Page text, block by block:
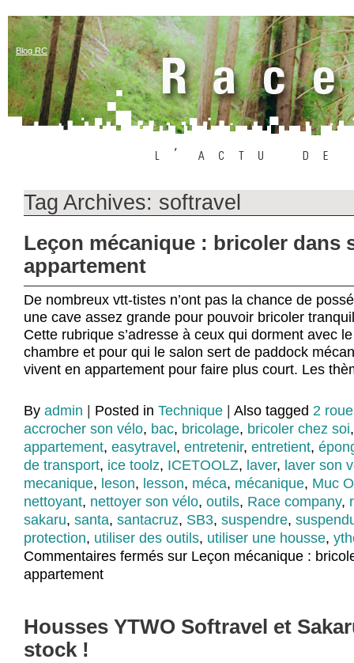
Blog RC
Tag Archives: softravel
Leçon mécanique : bricoler dans
appartement
De nombreux vtt-tistes n’ont pas la chance de
une cave assez grande pour pouvoir bricoler
Cette rubrique s’adresse à ceux qui dorment avec
chambre et pour qui le salon sert de paddock
vivent en appartement pour faire plus court. Les
By admin Posted in Technique Also tagged 2
accrocher son vélo, bac, bricolage, bricoler chez soi
appartement, easytravel , entretenir, entretient,
de transport, ice toolz, ICETOOLZ, laver, laver son
mecanique, leson, lesson, méca, mécanique, Muc
nettoyant, nettoyer son vélo, outils, Race company,
sakaru, santa, santacruz, SB3, suspendre,
protection, utiliser des outils, utiliser une housse,
Commentaires fermés sur Leçon mécanique :
appartement
Housses YTWO Softravel et
stock !